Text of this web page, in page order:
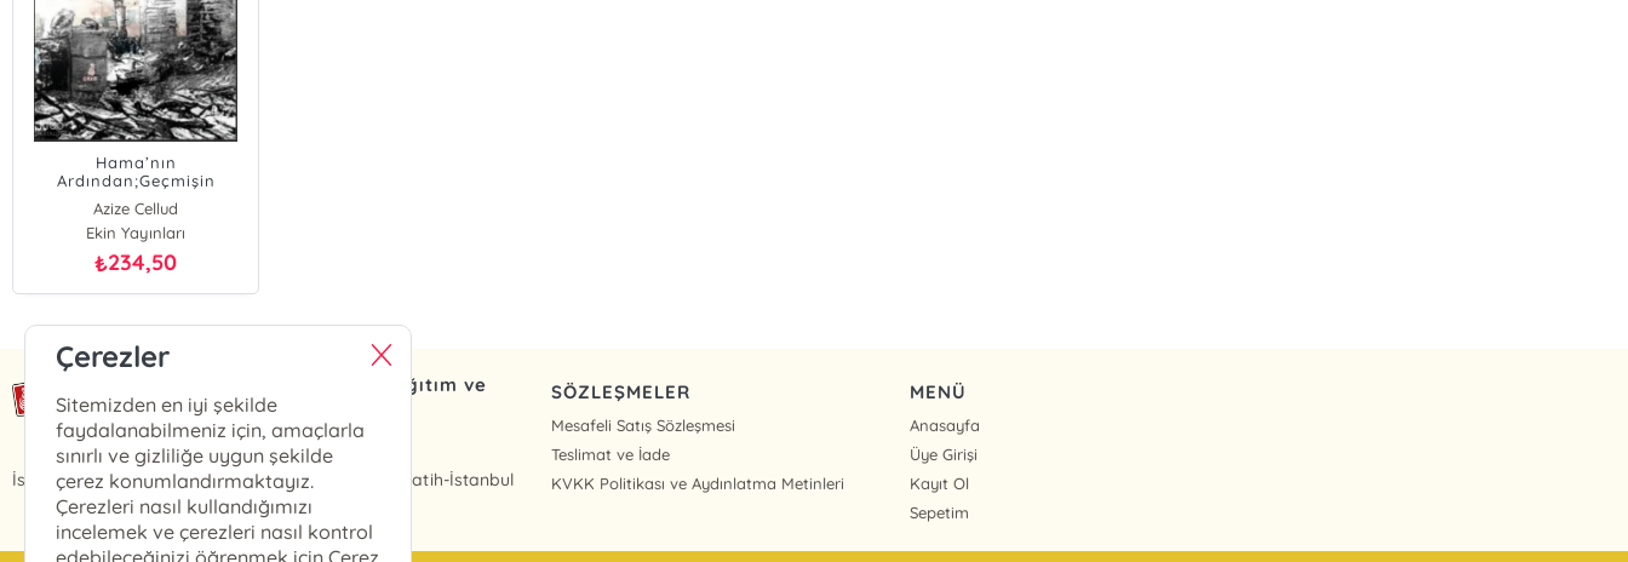
Hama’nın
Ardından;Geçmişin
Yaraları Yeniden Kanıyor
Azize Cellud
Ekin Yayınları
₺234,50
Ekin Haber Yayın Basın Dağıtım ve
Org. Tic. Ltd. Şti
Ekin Yayınları
İskenderpaşa Mah. Feyzullah Efendi Sk. No:15/A Fatih-İstanbul
SÖZLEŞMELER
Mesafeli Satış Sözleşmesi
Teslimat ve İade
KVKK Politikası ve Aydınlatma Metinleri
MENÜ
Anasayfa
Üye Girişi
Kayıt Ol
Sepetim
Çerezler
Sitemizden en iyi şekilde
faydalanabilmeniz için, amaçlarla
sınırlı ve gizliliğe uygun şekilde
çerez konumlandırmaktayız.
Çerezleri nasıl kullandığımızı
incelemek ve çerezleri nasıl kontrol
edebileceğinizi öğrenmek için Çerez